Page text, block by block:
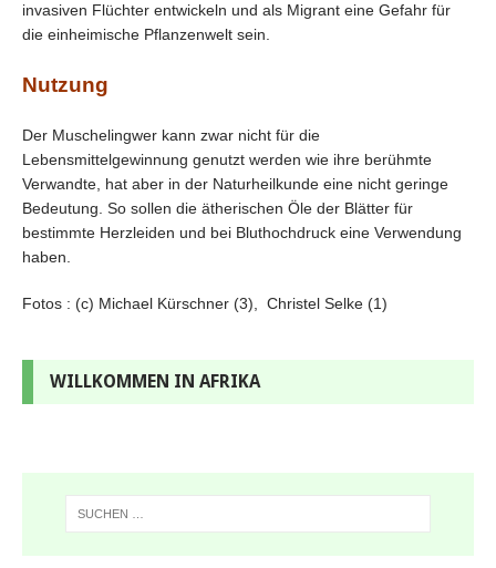
invasiven Flüchter entwickeln und als Migrant eine Gefahr für
die einheimische Pflanzenwelt sein.
Nutzung
Der Muschelingwer kann zwar nicht für die
Lebensmittelgewinnung genutzt werden wie ihre berühmte
Verwandte, hat aber in der Naturheilkunde eine nicht geringe
Bedeutung. So sollen die ätherischen Öle der Blätter für
bestimmte Herzleiden und bei Bluthochdruck eine Verwendung
haben.
Fotos : (c) Michael Kürschner (3), Christel Selke (1)
WILLKOMMEN IN AFRIKA